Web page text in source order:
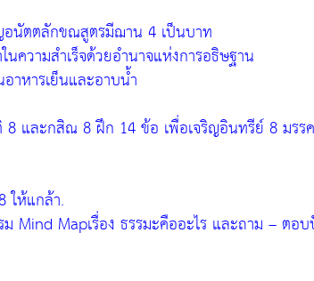
อนัตตลักขณสูตรมีฌาน 4 เป็นบาท
ความสำเร็จด้วยอำนาจแห่งการอธิษฐาน
าหารเย็นและอาบน้ำ
และกสิณ 8 ฝึก 14 ข้อ เพื่อเจริญอินทรีย์ 8 มร
ให้แกล้า.
Mind Mapเรื่อง ธรรมะคืออะไร และถาม – ตอ